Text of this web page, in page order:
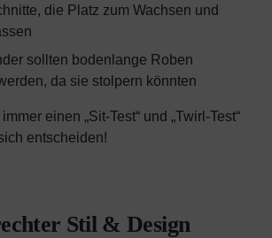
die Platz zum Wachsen und
sollten bodenlange Roben
da sie stolpern könnten
einen „Sit-Test“ und „Twirl-Test“
entscheiden!
Stil & Design